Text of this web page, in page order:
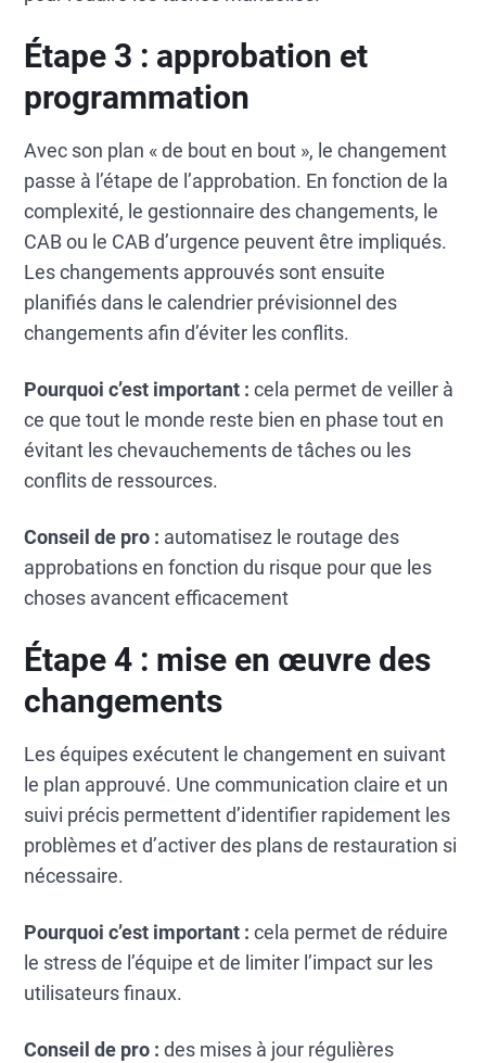
Étape 3 : approbation et
programmation
Avec son plan « de bout en bout », le changement
passe à l’étape de l’approbation. En fonction de la
complexité, le gestionnaire des changements, le
CAB ou le CAB d’urgence peuvent être impliqués.
Les changements approuvés sont ensuite
planifiés dans le calendrier prévisionnel des
changements afin d’éviter les conflits.
Pourquoi c’est important : cela permet de veiller à
ce que tout le monde reste bien en phase tout en
évitant les chevauchements de tâches ou les
conflits de ressources.
Conseil de pro : automatisez le routage des
approbations en fonction du risque pour que les
choses avancent efficacement
Étape 4 : mise en œuvre des
changements
Les équipes exécutent le changement en suivant
le plan approuvé. Une communication claire et un
suivi précis permettent d’identifier rapidement les
problèmes et d’activer des plans de restauration si
nécessaire.
Pourquoi c’est important : cela permet de réduire
le stress de l’équipe et de limiter l’impact sur les
utilisateurs finaux.
Conseil de pro : des mises à jour régulières